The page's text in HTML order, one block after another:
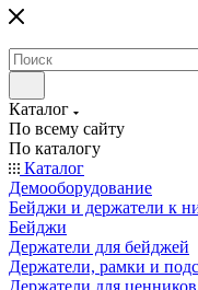
Каталог
По всему сайту
По каталогу
Каталог
Демооборудование
Бейджи и держатели к
Бейджи
Держатели для бейджей
Держатели, рамки и
Держатели для ценников